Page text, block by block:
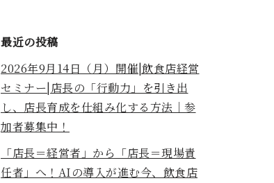
最近の投稿
2026年9月14日（月）開催|飲食店経営
セミナー|店長の「行動力」を引き出
し、店長育成を仕組み化する方法｜参
加者募集中！
「店長＝経営者」から「店長＝現場責
任者」へ！AIの導入が進む今、飲食店